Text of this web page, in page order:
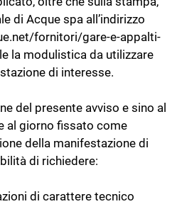
di Acque spa all’indirizzo
fornitori/gare-e-appalti-
la modulistica da utilizzare
di interesse.
del presente avviso e sino al
al giorno fissato come
della manifestazione di
di richiedere:
di carattere tecnico